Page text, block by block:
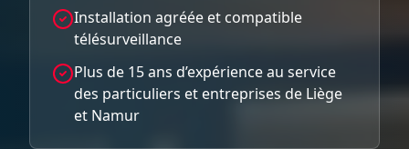
Installation agréée et compatible
télésurveillance
Plus de 15 ans d’expérience au service
des particuliers et entreprises de Liège
et Namur